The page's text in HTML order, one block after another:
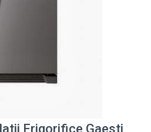
Frigorifice Gaesti